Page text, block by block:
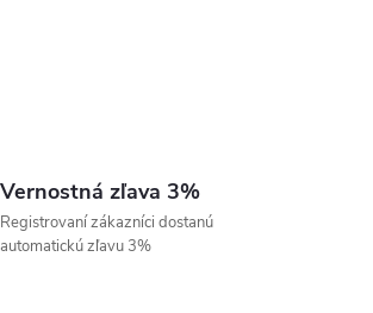
Vernostná zľava 3%
Registrovaní zákazníci dostanú
automatickú zľavu 3%